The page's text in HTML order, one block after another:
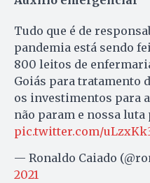
Tudo que é de
pandemia está sendo
800 leitos de
Goiás para tratamento
os investimentos para
não param e nossa
pic.twitter.com/
— Ronaldo Caiado
2021